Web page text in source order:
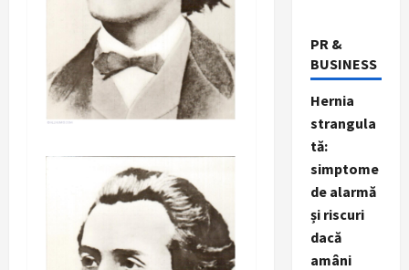
PR &
BUSINESS
Hernia
strangula
tă:
simptome
de alarmă
și riscuri
dacă
amâni